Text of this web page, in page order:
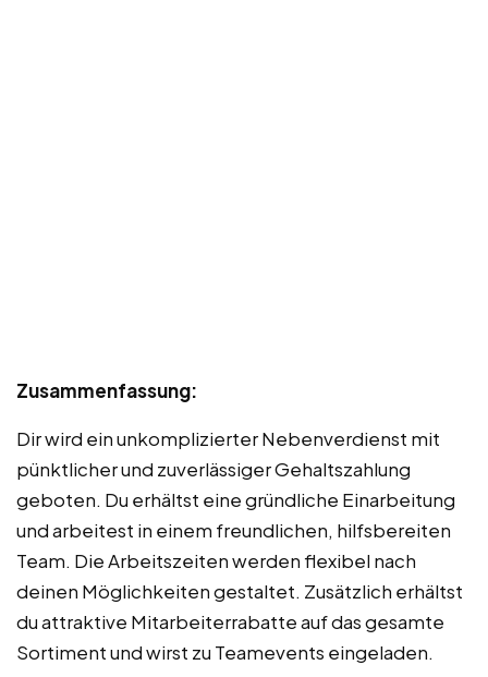
Zusammenfassung:
Dir wird ein unkomplizierter Nebenverdienst mit
pünktlicher und zuverlässiger Gehaltszahlung
geboten. Du erhältst eine gründliche Einarbeitung
und arbeitest in einem freundlichen, hilfsbereiten
Team. Die Arbeitszeiten werden flexibel nach
deinen Möglichkeiten gestaltet. Zusätzlich erhältst
du attraktive Mitarbeiterrabatte auf das gesamte
Sortiment und wirst zu Teamevents eingeladen.